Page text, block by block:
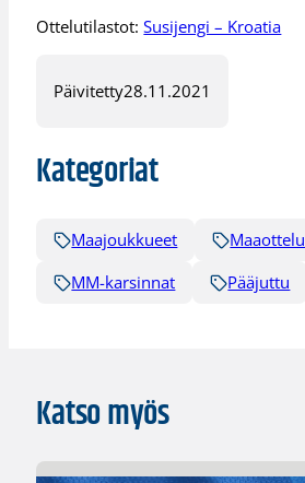
Ottelutilastot:Susijengi – Kroatia
Päivitetty28.11.2021
Kategoriat
Maajoukkueet
Maaottelu
MM-karsinnat
Pääjuttu
Katso myös